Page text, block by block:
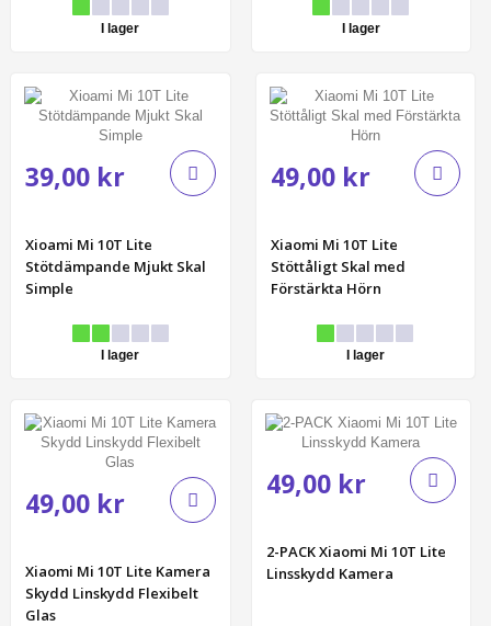
I lager I lager
39,00 kr
Xioami Mi 10T Lite
Stötdämpande Mjukt Skal
Simple
I lager
49,00 kr
Xiaomi Mi 10T Lite
Stöttåligt Skal med
Förstärkta Hörn
I lager
49,00 kr
Xiaomi Mi 10T Lite Kamera
Skydd Linskydd Flexibelt
Glas
49,00 kr
2-PACK Xiaomi Mi 10T Lite
Linsskydd Kamera